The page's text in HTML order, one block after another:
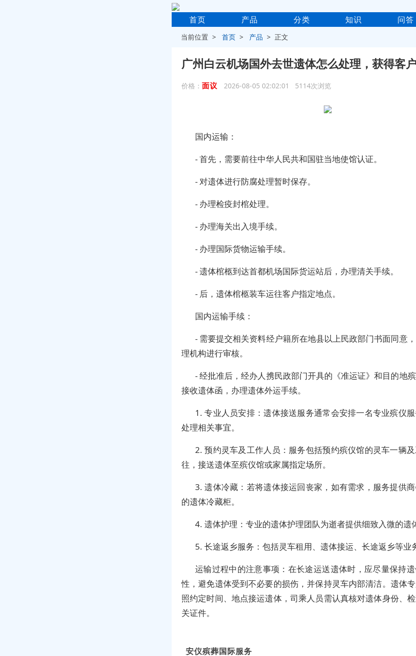
首页 产品 分类 知识 问答
当前位置 >首页 > 产品 > 正文
广州白云机场国外去世遗体怎么处理，获得客
价格： 面议 2026-08-05 02:02:01 5114次浏览
国内运输：
- 首先，需要前往中华人民共和国驻当地使馆认证。
- 对遗体进行防腐处理暂时保存。
- 办理检疫封棺处理。
- 办理海关出入境手续。
- 办理国际货物运输手续。
- 遗体棺柩到达首都机场国际货运站后，办理清关手续。
- 后，遗体棺柩装车运往客户指定地点。
国内运输手续：
- 需要提交相关资料经户籍所在地县以上民政部门书面同意
理机构进行审核。
- 经批准后，经办人携民政部门开具的《准运证》和目的地
接收遗体函，办理遗体外运手续。
1. 专业人员安排：遗体接送服务通常会安排一名专业殡仪
处理相关事宜。
2. 预约灵车及工作人员：服务包括预约殡仪馆的灵车一辆
往，接送遗体至殡仪馆或家属指定场所。
3. 遗体冷藏：若将遗体接运回丧家，如有需求，服务提供
的遗体冷藏柜。
4. 遗体护理：专业的遗体护理团队为逝者提供细致入微的遗
5. 长途返乡服务：包括灵车租用、遗体接运、长途返乡等业
运输过程中的注意事项：在长途运送遗体时，应尽量保持
性，避免遗体受到不必要的损伤，并保持灵车内部清洁。遗体
照约定时间、地点接运遗体，司乘人员需认真核对遗体身份、
关证件。
安仪殡葬国际服务